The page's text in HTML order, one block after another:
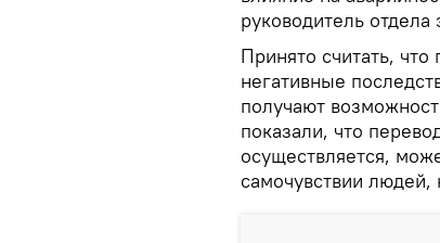
руководитель
Принято считать,
негативные
получают
показали, что
осуществляется,
самочувствии людей,